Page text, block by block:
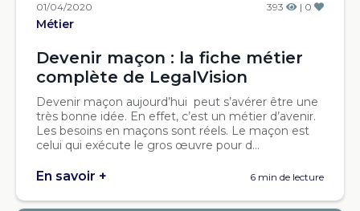
01/04/2020 393 | 0
Métier
Devenir maçon : la fiche métier
complète de LegalVision
Devenir maçon aujourd’hui peut s’avérer être une
très bonne idée. En effet, c’est un métier d’avenir.
Les besoins en maçons sont réels. Le maçon est
celui qui exécute le gros œuvre pour d...
En savoir + 6 min de lecture